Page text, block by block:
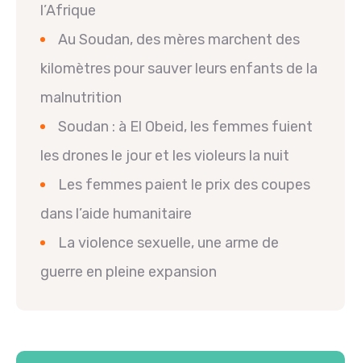
l’Afrique
Au Soudan, des mères marchent des
kilomètres pour sauver leurs enfants de la
malnutrition
Soudan : à El Obeid, les femmes fuient
les drones le jour et les violeurs la nuit
Les femmes paient le prix des coupes
dans l’aide humanitaire
La violence sexuelle, une arme de
guerre en pleine expansion